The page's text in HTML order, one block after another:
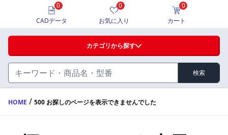
ハンドル・取手・つまみ・周辺機器
FA・A
蝶番・ステー・周辺機器
価格一覧
製品カタログ
カテゴリから探す
検索
0
CADデータ
0
お気に入り
0
カート
HOME / 500 お探しのページを表示できませんでした